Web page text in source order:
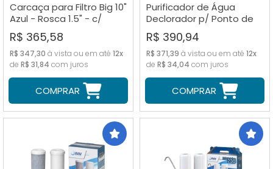
Carcaça para Filtro Big 10"
Azul - Rosca 1.5" - c/
Chave e Suporte
R$ 365,58
R$ 347,30 à vista ou em até 12x
de R$ 31,84 com juros
COMPRAR
Purificador de Água
Declorador p/ Ponto de
Uso Single 230 BR
R$ 390,94
R$ 371,39 à vista ou em até 12x
de R$ 34,04 com juros
COMPRAR